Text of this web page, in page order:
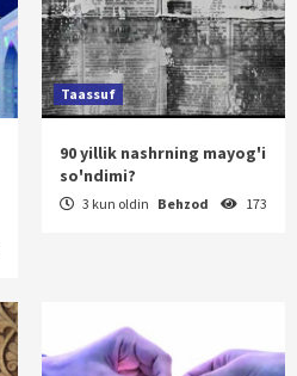
Taassuf
90 yillik nashrning mayog'i
so'ndimi?
3 kun oldin Behzod 173